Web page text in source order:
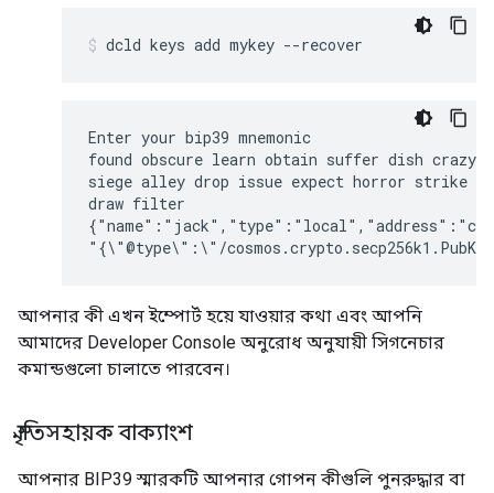
dcld keys add mykey --recover
Enter your bip39 mnemonic
found obscure learn obtain suffer dish crazy
siege alley drop issue expect horror strike
draw filter
আপনার কী এখন ইম্পোর্ট হয়ে যাওয়ার কথা এবং আপনি
আমাদের Developer Console অনুরোধ অনুযায়ী সিগনেচার
কমান্ডগুলো চালাতে পারবেন।
স্মৃতিসহায়ক বাক্যাংশ
আপনার BIP39 স্মারকটি আপনার গোপন কীগুলি পুনরুদ্ধার বা